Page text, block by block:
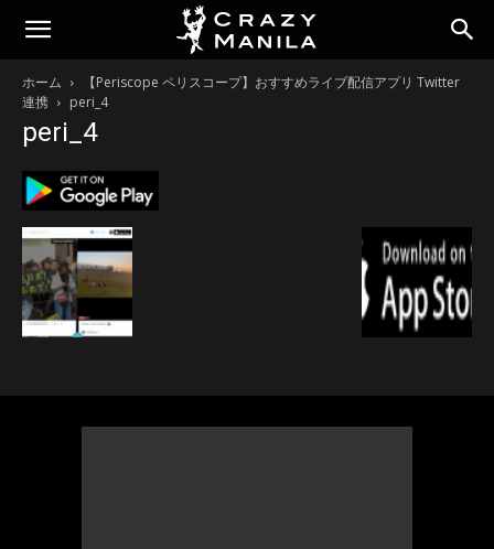
ホーム
【Periscope ペリスコープ】おすすめライブ配信アプリ Twitter
連携
peri_4
peri_4